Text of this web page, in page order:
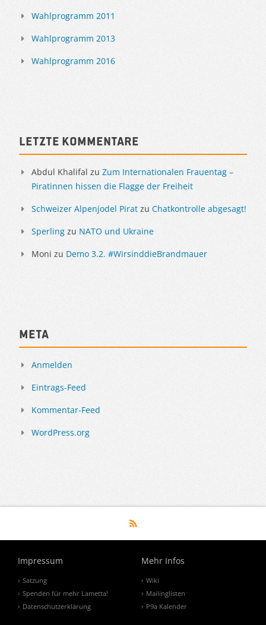
Wahlprogramm 2011
Wahlprogramm 2013
Wahlprogramm 2016
Letzte Kommentare
Abdul Khalifal zu Zum Internationalen Frauentag –
Piratinnen hissen die Flagge der Freiheit
Schweizer Alpenjodel Pirat zu Chatkontrolle abgesagt!
Sperling zu NATO und Ukraine
Moni zu Demo 3.2. #WirsinddieBrandmauer
Meta
Anmelden
Eintrags-Feed
Kommentar-Feed
WordPress.org
Impressum
Satzung
Spenden für mehr Lametta!
Datenschutzerklärung
Mehr Infos
Wiki
Mailinglisten
P9a Kalender